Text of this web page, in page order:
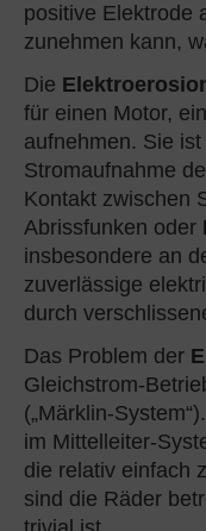
positive Elektrode
zunehmen kann,
Die
für einen Motor,
aufnehmen. Sie
Stromaufnahme
Kontakt zwischen
Abrissfunken oder
insbesondere an
zuverlässige
durch
Das Problem der
Gleichstrom-
(„Märklin-
im Mittelleiter-
die relativ einfach
sind die Räder